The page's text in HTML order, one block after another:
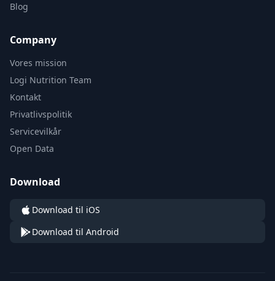
Blog
Company
Vores mission
Logi Nutrition Team
Kontakt
Privatlivspolitik
Servicevilkår
Open Data
Download
Download til iOS
Download til Android